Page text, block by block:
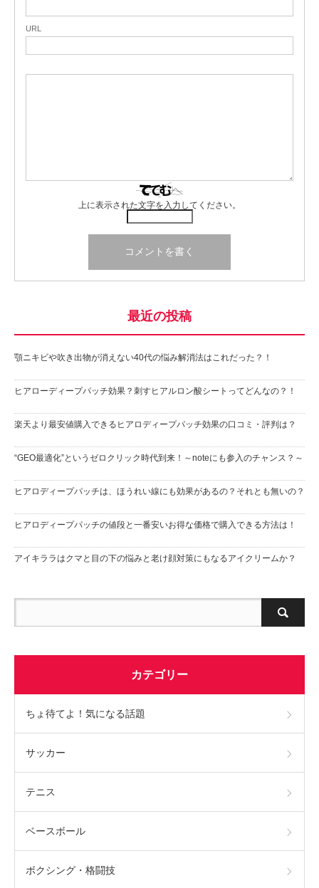
URL
上に表示された文字を入力してください。
最近の投稿
顎ニキビや吹き出物が消えない40代の悩み解消法はこれだった？！
ヒアローディープパッチ効果？刺すヒアルロン酸シートってどんなの？！
楽天より最安値購入できるヒアロディープパッチ効果の口コミ・評判は？
“GEO最適化”というゼロクリック時代到来！～noteにも参入のチャンス？～
ヒアロディープパッチは、ほうれい線にも効果があるの？それとも無いの？
ヒアロディープパッチの値段と一番安いお得な価格で購入できる方法は！
アイキララはクマと目の下の悩みと老け顔対策にもなるアイクリームか？
カテゴリー
ちょ待てよ！気になる話題
サッカー
テニス
ベースボール
ボクシング・格闘技